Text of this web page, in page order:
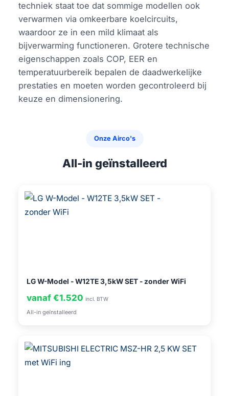
techniek staat toe dat sommige modellen ook
verwarmen via omkeerbare koelcircuits,
waardoor ze in een mild klimaat als
bijverwarming functioneren. Grotere technische
eigenschappen zoals COP, EER en
temperatuurbereik bepalen de daadwerkelijke
prestaties en moeten worden gecontroleerd bij
keuze en dimensionering.
Onze Airco's
All-in geïnstalleerd
LG W-Model - W12TE 3,5kW SET - zonder WiFi
vanaf €1.520 incl. BTW
All-in geïnstalleerd